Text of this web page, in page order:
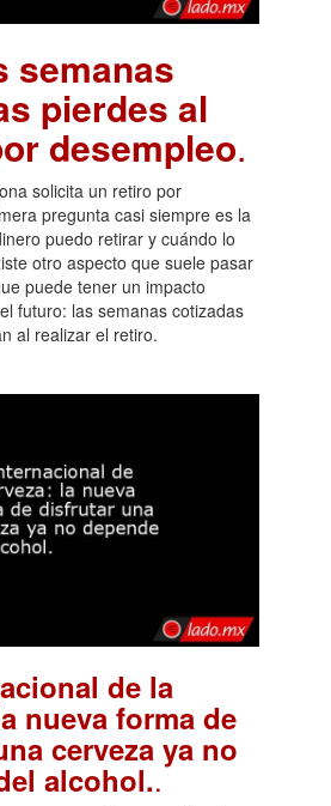
semanas
pierdes al
desempleo.
solicita un retiro por
pregunta casi siempre es la
puedo retirar y cuándo lo
otro aspecto que suele pasar
puede tener un impacto
futuro: las semanas cotizadas
al realizar el retiro.
de la
nueva forma de
cerveza ya no
alcohol..